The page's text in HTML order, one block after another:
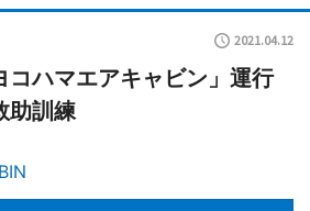
2021.04.12
コハマエアキャビン」運行
助訓練